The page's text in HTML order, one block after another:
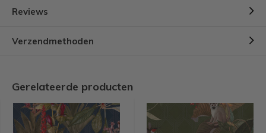
Reviews
Verzendmethoden
Gerelateerde producten